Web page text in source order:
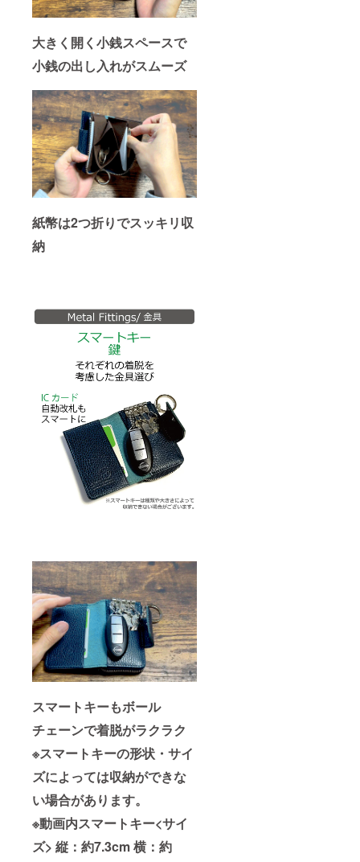
大きく開く小銭スペースで
小銭の出し入れがスムーズ
紙幣は2つ折りでスッキリ収
納
スマートキーもボール
チェーンで着脱がラクラク
※スマートキーの形状・サイ
ズによっては収納ができな
い場合があります。
※動画内スマートキー<サイ
ズ> 縦：約7.3cm 横：約